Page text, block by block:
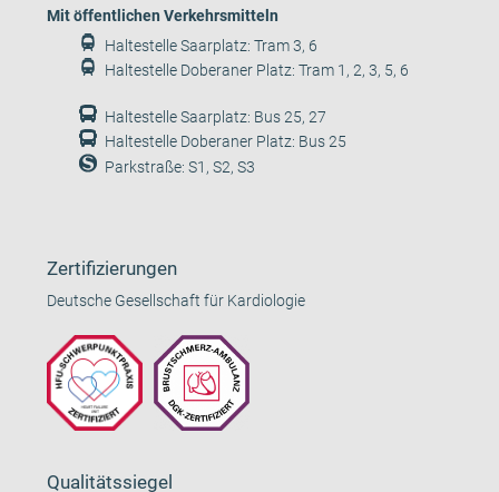
Mit öffentlichen Verkehrsmitteln
Haltestelle Saarplatz: Tram 3, 6
Haltestelle Doberaner Platz: Tram 1, 2, 3, 5, 6
Haltestelle Saarplatz: Bus 25, 27
Haltestelle Doberaner Platz: Bus 25
Parkstraße: S1, S2, S3
Zertifizierungen
Deutsche Gesellschaft für Kardiologie
Qualitätssiegel